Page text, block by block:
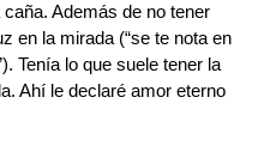
Además de no tener
en la mirada (“se te nota en
Tenía lo que suele tener la
Ahí le declaré amor eterno